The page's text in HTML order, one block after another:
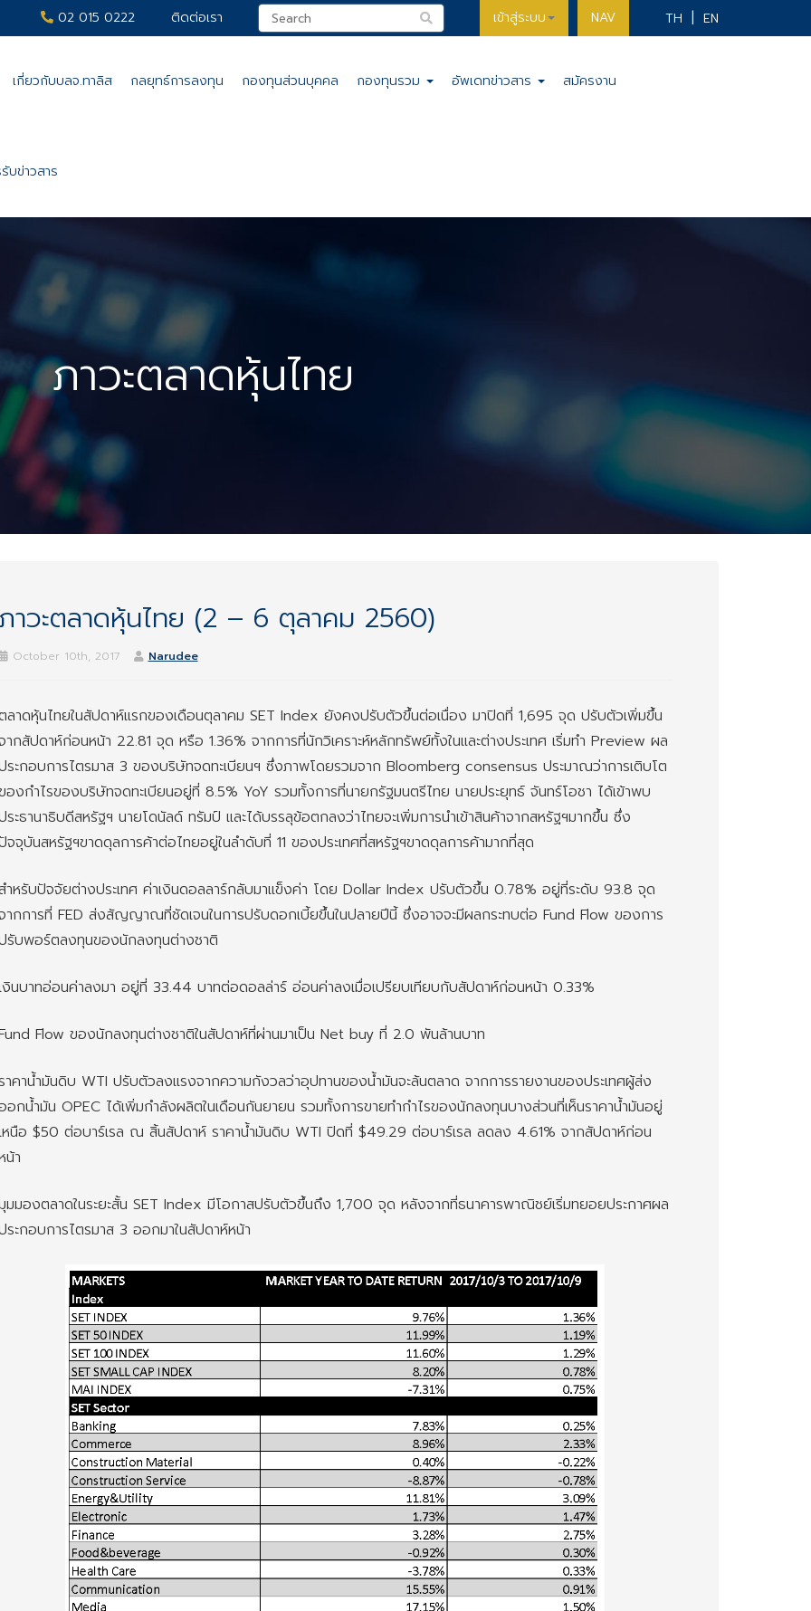
02 015 0222 ติดต่อเรา เข้าสู่ระบบ NAV TH EN
เกี่ยวกับบลจ.ทาลิส กลยุทธ์การลงทุน กองทุนส่วนบุคคล กองทุนรวม อัพเดทข่าวสาร สมัครงาน
บข่าวสาร
ภาวะตลาดหุ้นไทย
ภาวะตลาดหุ้นไทย (2 – 6 ตุลาคม 2560)
October 10th, 2017 Narudee
ลาดหุ้นไทยในสัปดาห์แรกของเดือนตุลาคม SET Index ยังคงปรับตัวขึ้นต่อเนื่อง มาปิดที่ 1,695 จุด ปรับตัวเพิ่มขึ้น
ากสัปดาห์ก่อนหน้า 22.81 จุด หรือ 1.36% จากการที่นักวิเคราะห์หลักทรัพย์ทั้งในและต่างประเทศ เริ่มทำ Preview ผล
ระกอบการไตรมาส 3 ของบริษัทจดทะเบียนฯ ซึ่งภาพโดยรวมจาก Bloomberg consensus ประมาณว่าการเติบโต
องกำไรของบริษัทจดทะเบียนอยู่ที่ 8.5% YoY รวมทั้งการที่นายกรัฐมนตรีไทย นายประยุทธ์ จันทร์โอชา ได้เข้าพบ
ระธานาธิบดีสหรัฐฯ นายโดนัลด์ ทรัมป์ และได้บรรลุข้อตกลงว่าไทยจะเพิ่มการนำเข้าสินค้าจากสหรัฐฯมากขึ้น ซึ่ง
จจุบันสหรัฐฯขาดดุลการค้าต่อไทยอยู่ในลำดับที่ 11 ของประเทศที่สหรัฐฯขาดดุลการค้ามากที่สุด
ำหรับปัจจัยต่างประเทศ ค่าเงินดอลลาร์กลับมาแข็งค่า โดย Dollar Index ปรับตัวขึ้น 0.78% อยู่ที่ระดับ 93.8 จุด
ากการที่ FED ส่งสัญญาณที่ชัดเจนในการปรับดอกเบี้ยขึ้นในปลายปีนี้ ซึ่งอาจจะมีผลกระทบต่อ Fund Flow ของการ
รับพอร์ตลงทุนของนักลงทุนต่างชาติ
งินบาทอ่อนค่าลงมา อยู่ที่ 33.44 บาทต่อดอลล่าร์ อ่อนค่าลงเมื่อเปรียบเทียบกับสัปดาห์ก่อนหน้า 0.33%
Flow ของนักลงทุนต่างชาติในสัปดาห์ที่ผ่านมาเป็น Net buy ที่ 2.0 พันล้านบาท
าคาน้ำมันดิบ WTI ปรับตัวลงแรงจากความกังวลว่าอุปทานของน้ำมันจะล้นตลาด จากการรายงานของประเทศผู้ส่ง
อกน้ำมัน OPEC ได้เพิ่มกำลังผลิตในเดือนกันยายน รวมทั้งการขายทำกำไรของนักลงทุนบางส่วนที่เห็นราคาน้ำมันอยู่
หนือ $50 ต่อบาร์เรล ณ สิ้นสัปดาห์ ราคาน้ำมันดิบ WTI ปิดที่ $49.29 ต่อบาร์เรล ลดลง 4.61% จากสัปดาห์ก่อน
น้า
มมองตลาดในระยะสั้น SET Index มีโอกาสปรับตัวขึ้นถึง 1,700 จุด หลังจากที่ธนาคารพาณิชย์เริ่มทยอยประกาศผล
ระกอบการไตรมาส 3 ออกมาในสัปดาห์หน้า